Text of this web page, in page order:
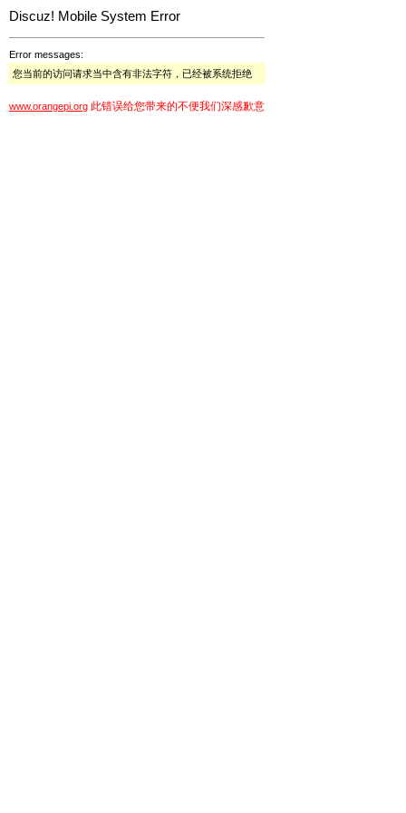
Discuz! Mobile System Error
Error messages:
您当前的访问请求当中含有非法字符，已经被系统拒绝
www.orangepi.org 此错误给您带来的不便我们深感歉意